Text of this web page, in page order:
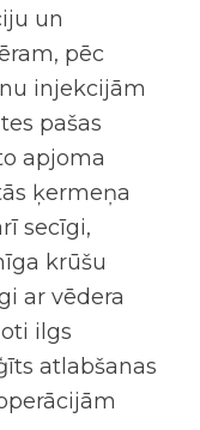
un
pēc
injekcijām
pašas
apjoma
ķermeņa
secīgi,
krūšu
ar vēdera
ilgs
atlabšanas